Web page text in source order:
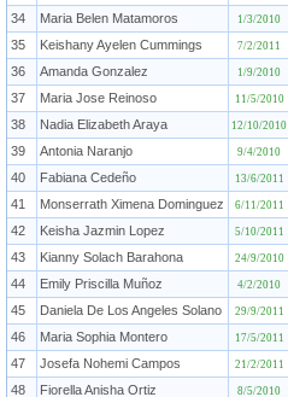
34 Maria Belen Matamoros 1/3/2010
35 Keishany Ayelen Cummings 7/2/2011
36 Amanda Gonzalez 1/9/2010
37 Maria Jose Reinoso 11/5/2010
38 Nadia Elizabeth Araya 12/10/2010
39 Antonia Naranjo 9/4/2010
40 Fabiana Cedeño 13/6/2011
41 Monserrath Ximena Dominguez 6/11/2011
42 Keisha Jazmin Lopez 5/10/2011
43 Kianny Solach Barahona 24/9/2010
44 Emily Priscilla Muñoz 4/2/2010
45 Daniela De Los Angeles Solano 29/9/2011
46 Maria Sophia Montero 17/5/2011
47 Josefa Nohemi Campos 21/2/2011
48 Fiorella Anisha Ortiz 8/5/2010